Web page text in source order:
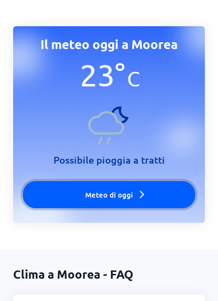
Il meteo oggi a Moorea
23°C
Possibile pioggia a tratti
Meteo di oggi
Clima a Moorea - FAQ